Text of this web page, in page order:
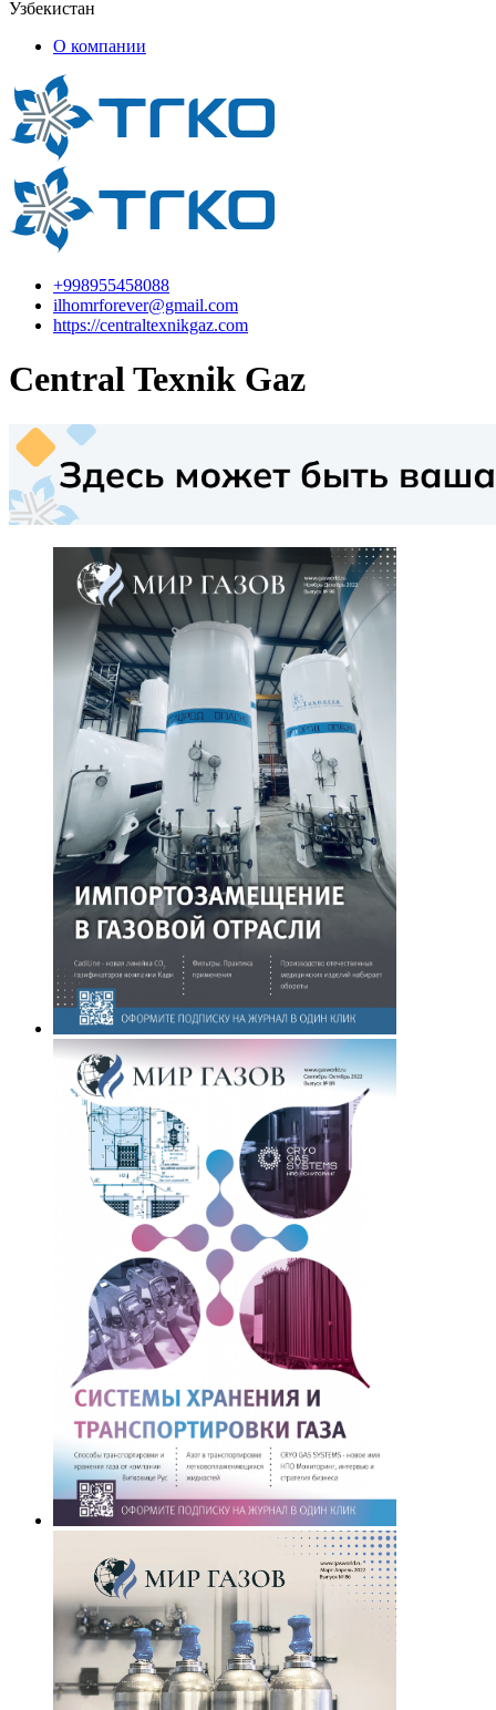
Узбекистан
О компании
+998955458088
ilhomrforever@gmail.com
https://centraltexnikgaz.com
Central Texnik Gaz